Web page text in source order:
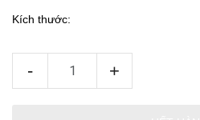
Kích thước:
- +